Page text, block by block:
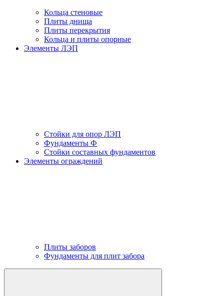
Кольца стеновые
Плиты днища
Плиты перекрытия
Кольца и плиты опорные
Элементы ЛЭП
Стойки для опор ЛЭП
Фундаменты Ф
Стойки составных фундаментов
Элементы ограждений
Плиты заборов
Фундаменты для плит забора